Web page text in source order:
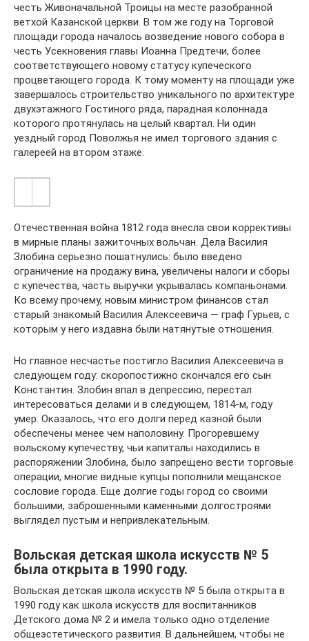
честь Живоначальной Троицы на месте разобранной
ветхой Казанской церкви. В том же году на Торговой
площади города началось возведение нового собора в
честь Усекновения главы Иоанна Предтечи, более
соответствующего новому статусу купеческого
процветающего города. К тому моменту на площади уже
завершалось строительство уникального по архитектуре
двухэтажного Гостиного ряда, парадная колоннада
которого протянулась на целый квартал. Ни один
уездный город Поволжья не имел торгового здания с
галереей на втором этаже.
Отечественная война 1812 года внесла свои коррективы
в мирные планы зажиточных вольчан. Дела Василия
Злобина серьезно пошатнулись: было введено
ограничение на продажу вина, увеличены налоги и сборы
с купечества, часть выручки укрывалась компаньонами.
Ко всему прочему, новым министром финансов стал
старый знакомый Василия Алексеевича — граф Гурьев, с
которым у него издавна были натянутые отношения.
Но главное несчастье постигло Василия Алексеевича в
следующем году: скоропостижно скончался его сын
Константин. Злобин впал в депрессию, перестал
интересоваться делами и в следующем, 1814-м, году
умер. Оказалось, что его долги перед казной были
обеспечены менее чем наполовину. Прогоревшему
вольскому купечеству, чьи капиталы находились в
распоряжении Злобина, было запрещено вести торговые
операции, многие видные купцы пополнили мещанское
сословие города. Еще долгие годы город со своими
большими, заброшенными каменными долгостроями
выглядел пустым и непривлекательным.
Вольская детская школа искусств № 5
была открыта в 1990 году.
Вольская детская школа искусств № 5 была открыта в
1990 году как школа искусств для воспитанников
Детского дома № 2 и имела только одно отделение
общеэстетического развития. В дальнейшем, чтобы не